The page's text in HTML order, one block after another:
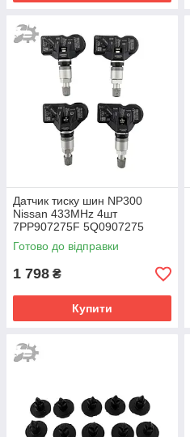
Датчик тиску шин NP300
Nissan 433MHz 4шт
7PP907275F 5Q0907275
5Q0907275B
Готово до відправки
1 798 ₴
Купити